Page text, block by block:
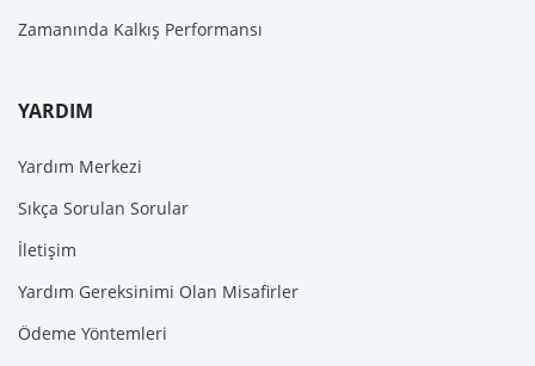
Zamanında Kalkış Performansı
YARDIM
Yardım Merkezi
Sıkça Sorulan Sorular
İletişim
Yardım Gereksinimi Olan Misafirler
Ödeme Yöntemleri